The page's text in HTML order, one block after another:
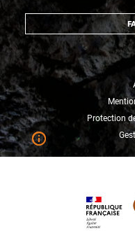
Protection